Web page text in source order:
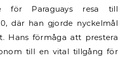
för Paraguays resa till
där han gjorde nyckelmål
Hans förmåga att prestera
till en vital tillgång för